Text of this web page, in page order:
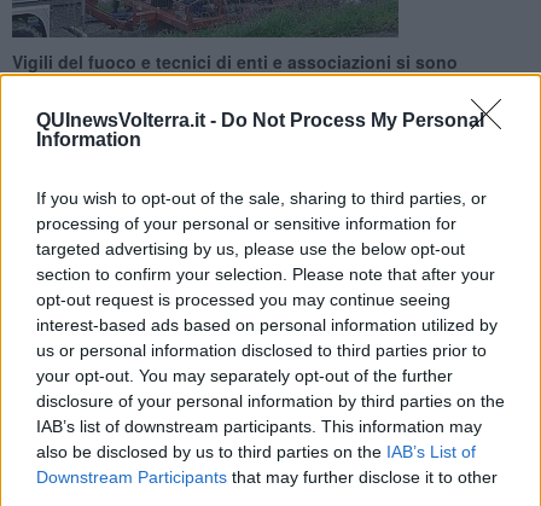
QUInewsVolterra.it - Do Not Process My Personal
Information
If you wish to opt-out of the sale, sharing to third parties, or
processing of your personal or sensitive information for
targeted advertising by us, please use the below opt-out
section to confirm your selection. Please note that after your
opt-out request is processed you may continue seeing
interest-based ads based on personal information utilized by
us or personal information disclosed to third parties prior to
your opt-out. You may separately opt-out of the further
disclosure of your personal information by third parties on the
IAB’s list of downstream participants. This information may
also be disclosed by us to third parties on the IAB’s List of
Downstream Participants that may further disclose it to other
Vigili del fuoco e tecnici di enti e associazioni si sono
avesse provocato il cedimento
MONTECATINI VDC —Dopo due giorni di allarme per il cedimento
di un argine al lago di Scandri, che lunedì ha imposto per
precauzione l'interdizione al traffico sulla Sr68, il pericolo è
rientrato. Nessun rischio smottamento a valle, dunque, tanto che i
tecnici hanno abbandonato l'area.
Terminata l’emergenza, il sindaco Sandro Cerri e l'amministrazione
comunale hanno tenuto a "ringraziare vivamente tutte le persone
che sono intervenute ed hanno operato, ognuno per il proprio
ruolo, al fine di risolvere la criticità: i tecnici ed il personale
operativo dell’Unione Montana di Pomarance, i vigili del fuoco di